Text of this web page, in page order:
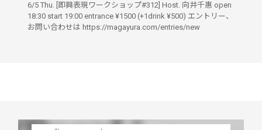
6/5 Thu. [即興表現ワークショップ#312] Host. 向井千惠 open
18:30 start 19:00 entrance ¥1500 (+1drink ¥500) エントリー、
お問い合わせは https://magayura.com/entries/new